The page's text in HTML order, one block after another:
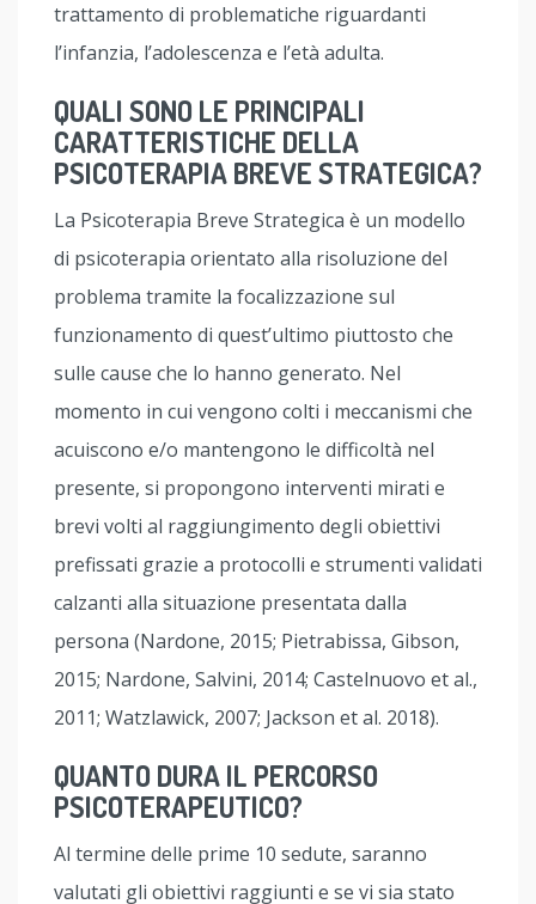
trattamento di problematiche riguardanti
l’infanzia, l’adolescenza e l’età adulta.
QUALI SONO LE PRINCIPALI
CARATTERISTICHE DELLA
PSICOTERAPIA BREVE STRATEGICA?
La Psicoterapia Breve Strategica è un modello
di psicoterapia orientato alla risoluzione del
problema tramite la focalizzazione sul
funzionamento di quest’ultimo piuttosto che
sulle cause che lo hanno generato. Nel
momento in cui vengono colti i meccanismi che
acuiscono e/o mantengono le difficoltà nel
presente, si propongono interventi mirati e
brevi volti al raggiungimento degli obiettivi
prefissati grazie a protocolli e strumenti validati
calzanti alla situazione presentata dalla
persona (Nardone, 2015; Pietrabissa, Gibson,
2015; Nardone, Salvini, 2014; Castelnuovo et al.,
2011; Watzlawick, 2007; Jackson et al. 2018).
QUANTO DURA IL PERCORSO
PSICOTERAPEUTICO?
Al termine delle prime 10 sedute, saranno
valutati gli obiettivi raggiunti e se vi sia stato